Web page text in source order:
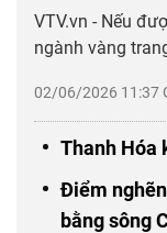
02/06/2026 11:37
VTV.vn - Nếu
ngành vàng
Thanh Hóa
Điểm
bằng sông